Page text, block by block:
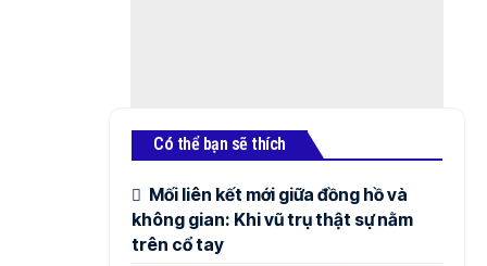
Có thể bạn sẽ thích
Mối liên kết mới giữa đồng hồ và
không gian: Khi vũ trụ thật sự nằm
trên cổ tay